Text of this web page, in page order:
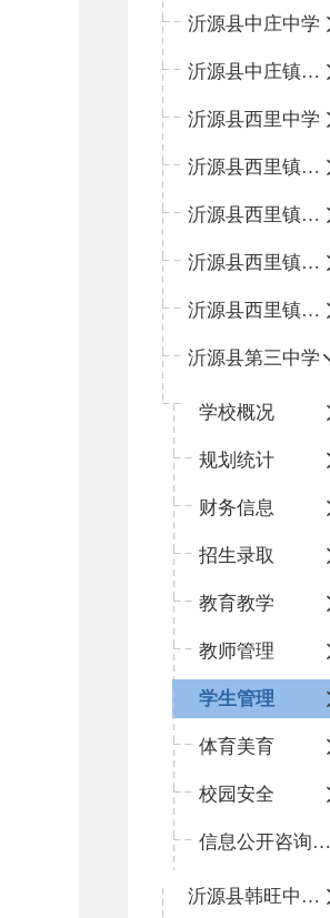
沂源县中庄中学
沂源县中庄镇中心小学
沂源县西里中学
沂源县西里镇中心小学
沂源县西里镇柳枝峪回民小学
沂源县西里镇金星完全小学
沂源县西里镇团圆小学
沂源县第三中学
学校概况
规划统计
财务信息
招生录取
教育教学
教师管理
学生管理
体育美育
校园安全
信息公开咨询指南
沂源县韩旺中心学校